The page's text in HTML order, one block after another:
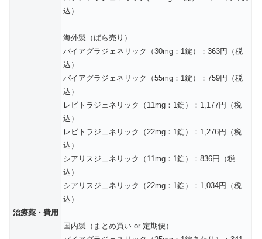
治療薬・費用
込）
海外製（ばら売り）
バイアグラジェネリック（30mg：1錠）：363円（税
込）
バイアグラジェネリック（55mg：1錠）：759円（税
込）
レビトラジェネリック（11mg：1錠）：1,177円（税
込）
レビトラジェネリック（22mg：1錠）：1,276円（税
込）
シアリスジェネリック（11mg：1錠）：836円（税
込）
シアリスジェネリック（22mg：1錠）：1,034円（税
込）
国内製（まとめ買い or 定期便）